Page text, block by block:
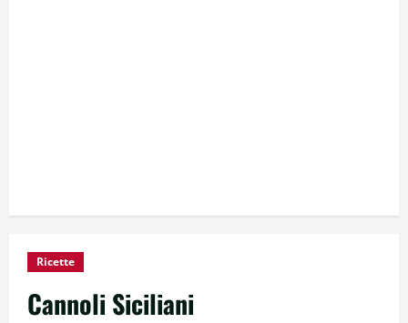
Ricette
Cannoli Siciliani